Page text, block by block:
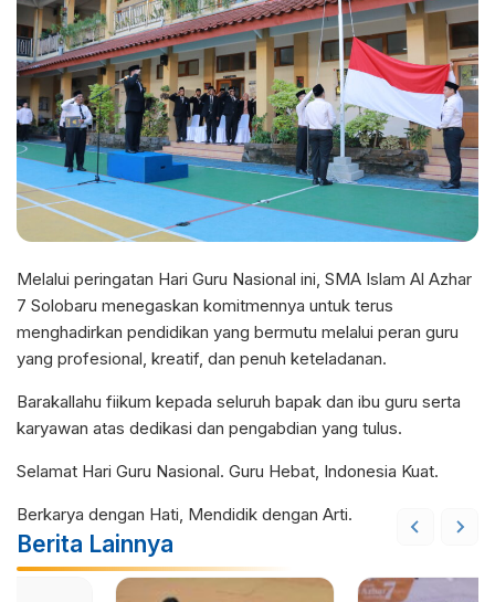
Melalui peringatan Hari Guru Nasional ini, SMA Islam Al Azhar
7 Solobaru menegaskan komitmennya untuk terus
menghadirkan pendidikan yang bermutu melalui peran guru
yang profesional, kreatif, dan penuh keteladanan.
Barakallahu fiikum kepada seluruh bapak dan ibu guru serta
karyawan atas dedikasi dan pengabdian yang tulus.
Selamat Hari Guru Nasional. Guru Hebat, Indonesia Kuat.
Berkarya dengan Hati, Mendidik dengan Arti.
Berita Lainnya